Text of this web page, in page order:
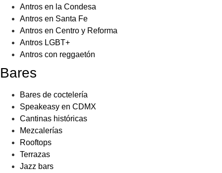
Antros en la Condesa
Antros en Santa Fe
Antros en Centro y Reforma
Antros LGBT+
Antros con reggaetón
Bares
Bares de coctelería
Speakeasy en CDMX
Cantinas históricas
Mezcalerías
Rooftops
Terrazas
Jazz bars